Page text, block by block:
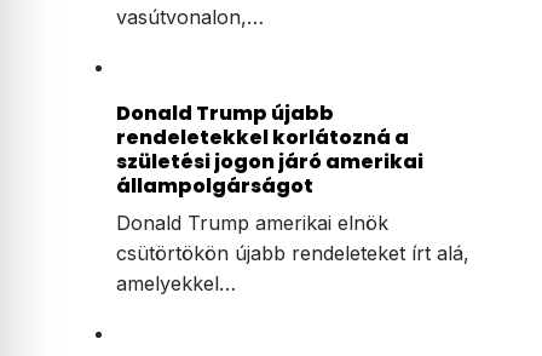
vasútvonalon,…
Donald Trump újabb
rendeletekkel korlátozná a
születési jogon járó amerikai
állampolgárságot
Donald Trump amerikai elnök
csütörtökön újabb rendeleteket írt alá,
amelyekkel…